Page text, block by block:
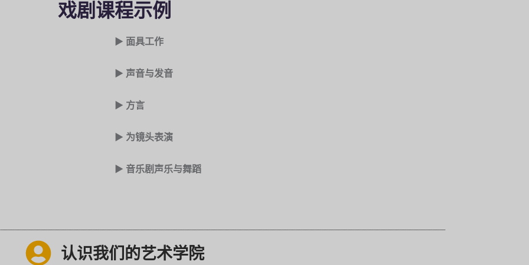
戏剧课程示例
► 面具工作
► 声音与发音
► 方言
► 为镜头表演
► 音乐剧声乐与舞蹈
认识我们的艺术学院